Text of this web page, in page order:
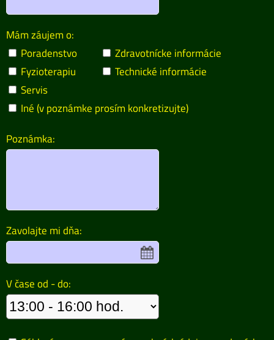
Mám záujem o:
Poradenstvo
Zdravotnícke informácie
Fyzioterapiu
Technické informácie
Servis
Iné (v poznámke prosím konkretizujte)
Poznámka:
Zavolajte mi dňa:
V čase od - do: